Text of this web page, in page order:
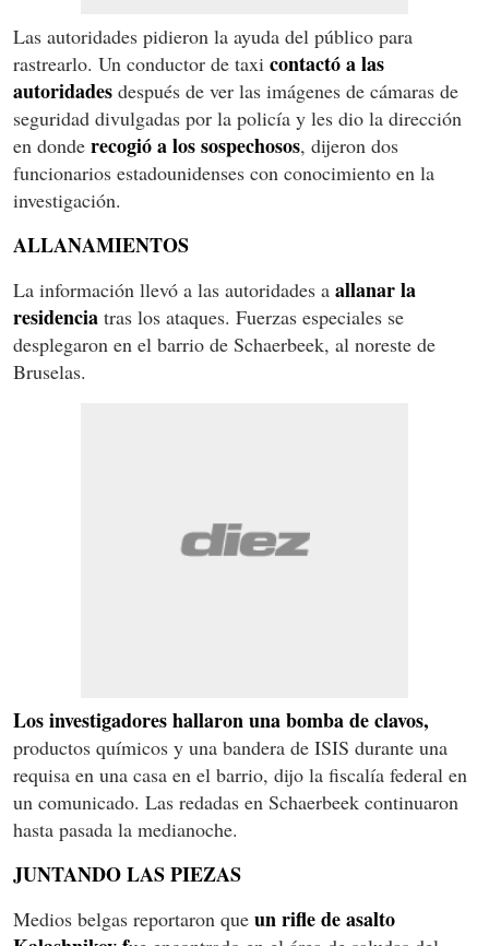
Las autoridades pidieron la ayuda del público para
rastrearlo. Un conductor de taxi contactó a las
autoridades después de ver las imágenes de cámaras de
seguridad divulgadas por la policía y les dio la dirección
en donde recogió a los sospechosos, dijeron dos
funcionarios estadounidenses con conocimiento en la
investigación.
ALLANAMIENTOS
La información llevó a las autoridades a allanar la
residencia tras los ataques. Fuerzas especiales se
desplegaron en el barrio de Schaerbeek, al noreste de
Bruselas.
Los investigadores hallaron una bomba de clavos,
productos químicos y una bandera de ISIS durante una
requisa en una casa en el barrio, dijo la fiscalía federal en
un comunicado. Las redadas en Schaerbeek continuaron
hasta pasada la medianoche.
JUNTANDO LAS PIEZAS
Medios belgas reportaron que un rifle de asalto